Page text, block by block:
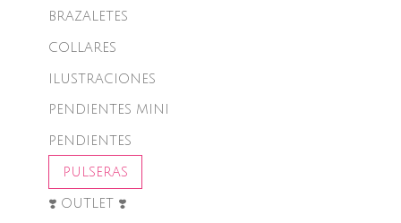
BRAZALETES
COLLARES
ILUSTRACIONES
PENDIENTES MINI
PENDIENTES
PULSERAS
❣️ OUTLET ❣️